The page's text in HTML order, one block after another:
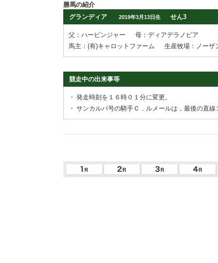
勝馬の紹介
グランディア
2019年3月13日生 せん3
父：ハービンジャー
母：ディアデラノビア
馬主：(有)キャロットファーム
生産牧場：ノーザ
競走中の出来事等
・ 発走時刻を１６時０１分に変更。
・ サンカルパ号の騎手Ｃ．ルメールは，最後の直